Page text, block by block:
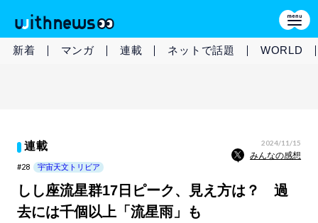
新着 マンガ 連載 ネットで話題 WORLD
連載 2024/11/15
みんなの感想
#28 宇宙天文トリビア
しし座流星群17日ピーク、見え方は？ 過
去には千個以上「流星雨」も